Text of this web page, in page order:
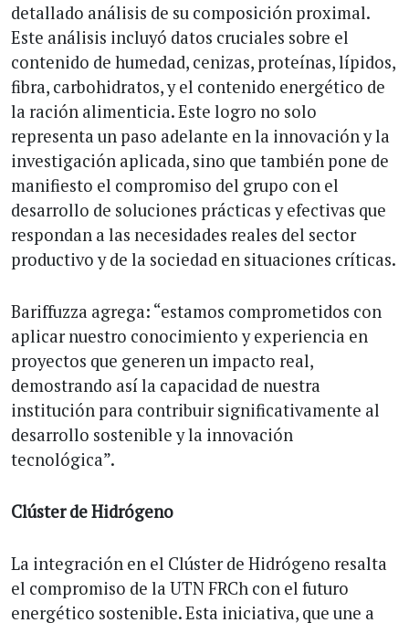
detallado análisis de su composición proximal.
Este análisis incluyó datos cruciales sobre el
contenido de humedad, cenizas, proteínas, lípidos,
fibra, carbohidratos, y el contenido energético de
la ración alimenticia. Este logro no solo
representa un paso adelante en la innovación y la
investigación aplicada, sino que también pone de
manifiesto el compromiso del grupo con el
desarrollo de soluciones prácticas y efectivas que
respondan a las necesidades reales del sector
productivo y de la sociedad en situaciones críticas.
Bariffuzza agrega: “estamos comprometidos con
aplicar nuestro conocimiento y experiencia en
proyectos que generen un impacto real,
demostrando así la capacidad de nuestra
institución para contribuir significativamente al
desarrollo sostenible y la innovación
tecnológica”.
Clúster de Hidrógeno
La integración en el Clúster de Hidrógeno resalta
el compromiso de la UTN FRCh con el futuro
energético sostenible. Esta iniciativa, que une a